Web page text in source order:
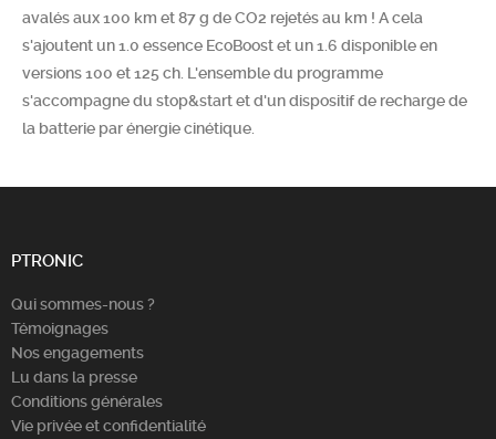
avalés aux 100 km et 87 g de CO2 rejetés au km ! A cela
s'ajoutent un 1.0 essence EcoBoost et un 1.6 disponible en
versions 100 et 125 ch. L'ensemble du programme
s'accompagne du stop&start et d'un dispositif de recharge de
la batterie par énergie cinétique.
PTRONIC
Qui sommes-nous ?
Témoignages
Nos engagements
Lu dans la presse
Conditions générales
Vie privée et confidentialité